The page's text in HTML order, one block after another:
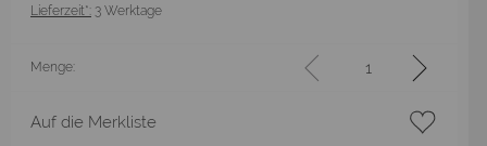
Lieferzeit*: 3 Werktage
Menge:
Auf die Merkliste